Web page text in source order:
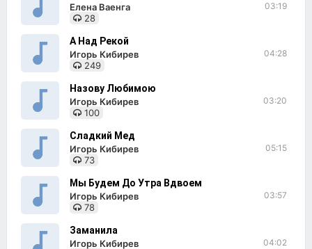
Елена Ваенга
28
03:19
А Над Рекой
Игорь Кибирев
249
04:28
Назову Любимою
Игорь Кибирев
100
03:20
Сладкий Мед
Игорь Кибирев
73
05:15
Мы Будем До Утра Вдвоем
Игорь Кибирев
78
03:57
Заманила
Игорь Кибирев
04:02